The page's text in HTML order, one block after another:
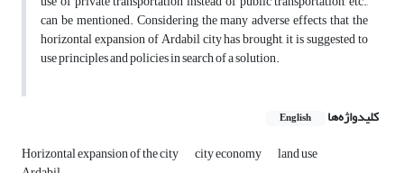
can be mentioned. Considering the many adverse effects that the
horizontal expansion of Ardabil city has brought, it is suggested to
use principles and policies in search of a solution.
کلیدواژه‌ها English
Horizontal expansion of the city city economy land use